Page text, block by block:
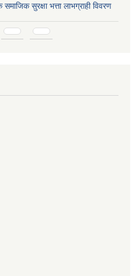
सुरक्षा भत्ता लाभग्राही विवरण